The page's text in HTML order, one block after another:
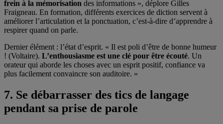
frein à la mémorisation des informations », déplore Gilles
Fraigneau. En formation, différents exercices de diction servent à
améliorer l’articulation et la ponctuation, c’est-à-dire d’apprendre à
respirer quand on parle.
Dernier élément : l’état d’esprit. « Il est poli d’être de bonne humeur
! (Voltaire). L’enthousiasme est une clé pour être écouté. Un
orateur qui aborde les choses avec un esprit positif, confiance va
plus facilement convaincre son auditoire. »
7. Se débarrasser des tics de langage
pendant sa prise de parole